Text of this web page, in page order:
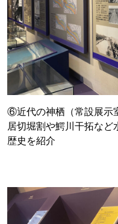
⑥近代の神栖（常設展示
居切堀割や鰐川干拓など
歴史を紹介